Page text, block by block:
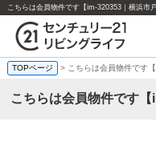
TOPページ > こちらは会員物件です【
こちらは会員物件です【